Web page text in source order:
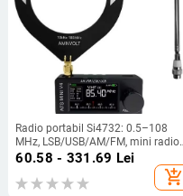
Radio portabil Si4732: 0.5–108
MHz, LSB/USB/AM/FM, mini radio
de buzunar
60.58 - 331.69 Lei
add_shopping_cart